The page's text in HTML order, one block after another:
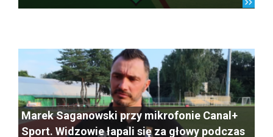
Marek Saganowski przy mikrofonie Canal+
Sport. Widzowie łapali się za głowy podczas